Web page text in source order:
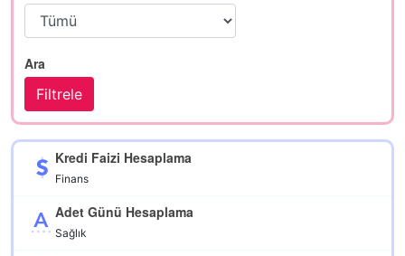
Ara
Kredi Faizi Hesaplama
Finans
Adet Günü Hesaplama
Sağlık